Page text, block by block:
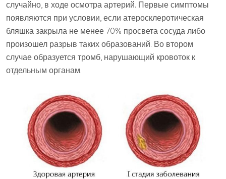
случайно, в ходе осмотра артерий. Первые симптомы
появляются при условии, если атеросклеротическая
бляшка закрыла не менее 70% просвета сосуда либо
произошел разрыв таких образований. Во втором
случае образуется тромб, нарушающий кровоток к
отдельным органам.